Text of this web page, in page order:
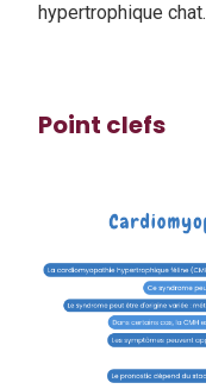
hypertrophique chat.
Point clefs